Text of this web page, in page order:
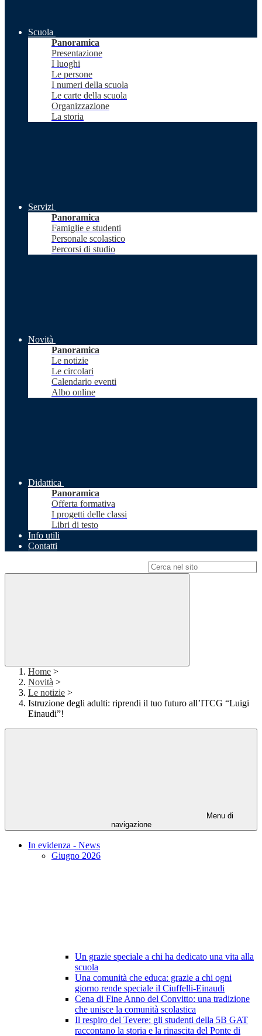
Scuola
Panoramica
Presentazione
I luoghi
Le persone
I numeri della scuola
Le carte della scuola
Organizzazione
La storia
Servizi
Panoramica
Famiglie e studenti
Personale scolastico
Percorsi di studio
Novità
Panoramica
Le notizie
Le circolari
Calendario eventi
Albo online
Didattica
Panoramica
Offerta formativa
I progetti delle classi
Libri di testo
Info utili
Contatti
Home >
Novità >
Le notizie >
Istruzione degli adulti: riprendi il tuo futuro all’ITCG “Luigi
Einaudi”!
Menu di
navigazione
In evidenza - News
Giugno 2026
Un grazie speciale a chi ha dedicato una vita alla
scuola
Una comunità che educa: grazie a chi ogni
giorno rende speciale il Ciuffelli-Einaudi
Cena di Fine Anno del Convitto: una tradizione
che unisce la comunità scolastica
Il respiro del Tevere: gli studenti della 5B GAT
raccontano la storia e la rinascita del Ponte di